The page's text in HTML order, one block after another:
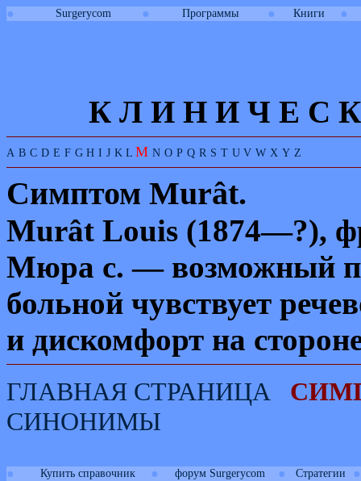
● Surgerycom ● Программы ● Книги ●
К Л И Н И Ч Е С К
A B C D E F G H I J K L M N O P Q R S T U V W X Y Z
Симптом Murât.
Murât Louis (1874—?),
Мюра с. — возможный
больной чувствует
и дискомфорт на
ГЛАВНАЯ СТРАНИЦА
СИНОНИМЫ
● Купить справочник ● форум Surgerycom ● Стратегии ●